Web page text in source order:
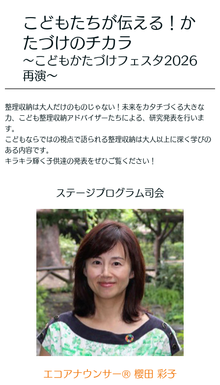
こどもたちが伝える！か
たづけのチカラ
〜こどもかたづけフェスタ2026
再演〜
整理収納は大人だけのものじゃない！未来をカタチづくる大きな
力、こども整理収納アドバイザーたちによる、研究発表を行いま
す。
こどもならではの視点で語られる整理収納は大人以上に深く学びの
ある内容です。
キラキラ輝く子供達の発表をぜひご覧ください！
ステージプログラム司会
エコアナウンサー® 櫻田 彩子